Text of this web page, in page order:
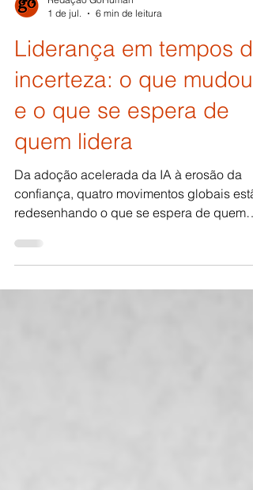
Redação GoHuman
1 de jul.
6 min de leitura
Liderança em tempos de
incerteza: o que mudou
e o que se espera de
quem lidera
Da adoção acelerada da IA à erosão da
confiança, quatro movimentos globais